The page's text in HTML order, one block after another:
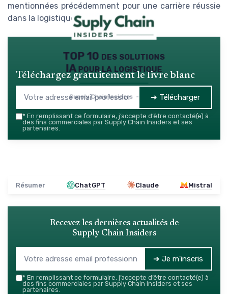
mentionnées précédemment pour une carrière réussie
dans la logistique.
TOP 10 des solutions
IA pour la logistique
Supply Chain Insiders — 2026
Téléchargez gratuitement le livre blanc
➔ Télécharger
* En remplissant ce formulaire, j’accepte d’être contacté(e) à
des fins commerciales par Supply Chain Insiders et ses
partenaires.
Résumer ChatGPT Claude Mistral
Recevez les dernières actualités de
Supply Chain Insiders
➔ Je m'inscris
* En remplissant ce formulaire, j’accepte d’être contacté(e) à
des fins commerciales par Supply Chain Insiders et ses
partenaires.